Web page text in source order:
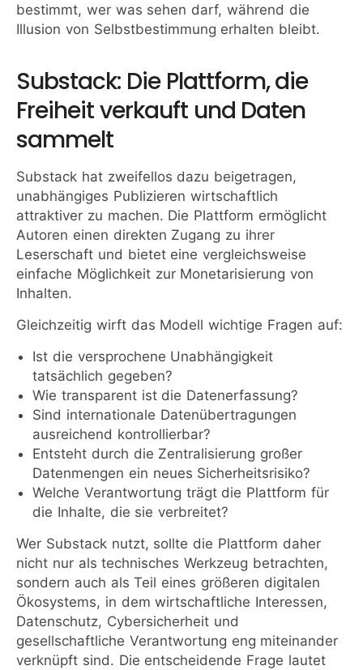
bestimmt, wer was sehen darf, während die
Illusion von Selbstbestimmung erhalten bleibt.
Substack: Die Plattform, die
Freiheit verkauft und Daten
sammelt
Substack hat zweifellos dazu beigetragen,
unabhängiges Publizieren wirtschaftlich
attraktiver zu machen. Die Plattform ermöglicht
Autoren einen direkten Zugang zu ihrer
Leserschaft und bietet eine vergleichsweise
einfache Möglichkeit zur Monetarisierung von
Inhalten.
Gleichzeitig wirft das Modell wichtige Fragen auf:
Ist die versprochene Unabhängigkeit
tatsächlich gegeben?
Wie transparent ist die Datenerfassung?
Sind internationale Datenübertragungen
ausreichend kontrollierbar?
Entsteht durch die Zentralisierung großer
Datenmengen ein neues Sicherheitsrisiko?
Welche Verantwortung trägt die Plattform für
die Inhalte, die sie verbreitet?
Wer Substack nutzt, sollte die Plattform daher
nicht nur als technisches Werkzeug betrachten,
sondern auch als Teil eines größeren digitalen
Ökosystems, in dem wirtschaftliche Interessen,
Datenschutz, Cybersicherheit und
gesellschaftliche Verantwortung eng miteinander
verknüpft sind. Die entscheidende Frage lautet